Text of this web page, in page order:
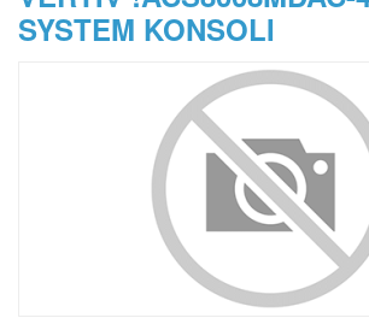
SYSTEM KONSOLI